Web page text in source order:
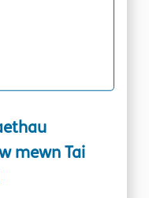
mewn Tai